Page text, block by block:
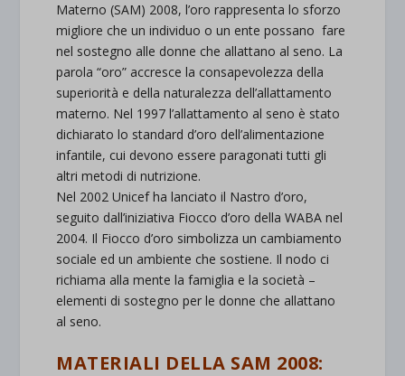
Materno (SAM) 2008, l’oro rappresenta lo sforzo
migliore che un individuo o un ente possano fare
nel sostegno alle donne che allattano al seno. La
parola “oro” accresce la consapevolezza della
superiorità e della naturalezza dell’allattamento
materno. Nel 1997 l’allattamento al seno è stato
dichiarato lo standard d’oro dell’alimentazione
infantile, cui devono essere paragonati tutti gli
altri metodi di nutrizione.
Nel 2002 Unicef ha lanciato il Nastro d’oro,
seguito dall’iniziativa Fiocco d’oro della WABA nel
2004. Il Fiocco d’oro simbolizza un cambiamento
sociale ed un ambiente che sostiene. Il nodo ci
richiama alla mente la famiglia e la società –
elementi di sostegno per le donne che allattano
al seno.
MATERIALI DELLA SAM 2008: